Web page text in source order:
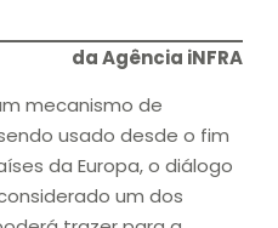
da Agência iNFRA
mecanismo de
usado desde o fim
da Europa, o diálogo
um dos